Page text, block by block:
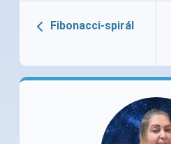
Fibonacci-spirál